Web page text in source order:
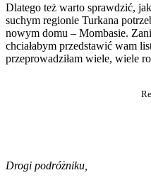
Dlatego też warto sprawdzić,
suchym regionie Turkana
nowym domu – Mombasie.
chciałabym przedstawić wam
przeprowadziłam wiele, wiele
Drogi podróżniku,